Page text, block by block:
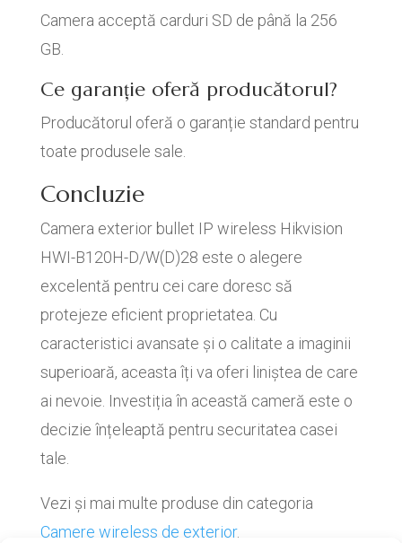
Camera acceptă carduri SD de până la 256
GB.
Ce garanție oferă producătorul?
Producătorul oferă o garanție standard pentru
toate produsele sale.
Concluzie
Camera exterior bullet IP wireless Hikvision
HWI-B120H-D/W(D)28 este o alegere
excelentă pentru cei care doresc să
protejeze eficient proprietatea. Cu
caracteristici avansate și o calitate a imaginii
superioară, aceasta îți va oferi liniștea de care
ai nevoie. Investiția în această cameră este o
decizie înțeleaptă pentru securitatea casei
tale.
Vezi și mai multe produse din categoria
Camere wireless de exterior.